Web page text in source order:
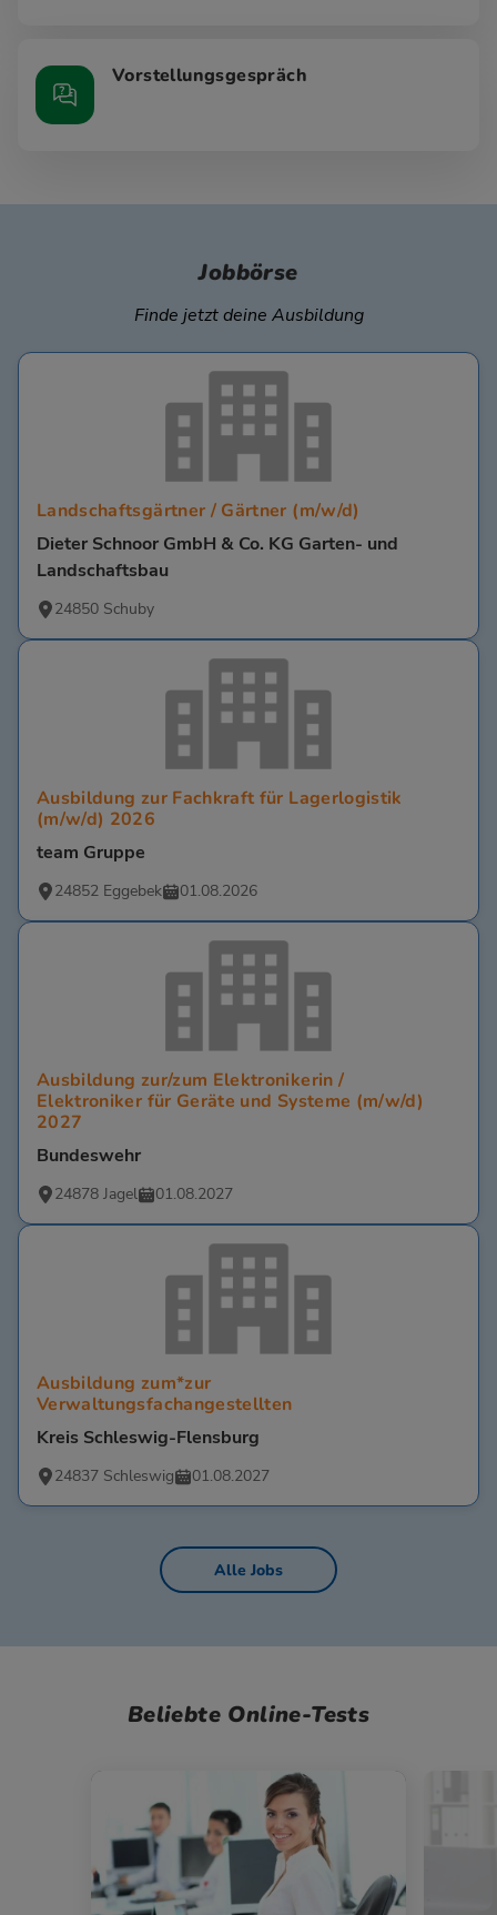
Vorstellungsgespräch
Jobbörse
Finde jetzt deine Ausbildung
Landschaftsgärtner / Gärtner (m/w/d)
Dieter Schnoor GmbH & Co. KG Garten- und
Landschaftsbau
24850 Schuby
Ausbildung zur Fachkraft für Lagerlogistik
(m/w/d) 2026
team Gruppe
24852 Eggebek 01.08.2026
Ausbildung zur/zum Elektronikerin /
Elektroniker für Geräte und Systeme (m/w/d)
2027
Bundeswehr
24878 Jagel 01.08.2027
Ausbildung zum*zur
Verwaltungsfachangestellten
Kreis Schleswig-Flensburg
24837 Schleswig 01.08.2027
Alle Jobs
Beliebte Online-Tests